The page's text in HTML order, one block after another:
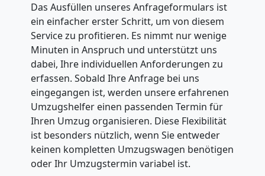
Das Ausfüllen unseres Anfrageformulars ist
ein einfacher erster Schritt, um von diesem
Service zu profitieren. Es nimmt nur wenige
Minuten in Anspruch und unterstützt uns
dabei, Ihre individuellen Anforderungen zu
erfassen. Sobald Ihre Anfrage bei uns
eingegangen ist, werden unsere erfahrenen
Umzugshelfer einen passenden Termin für
Ihren Umzug organisieren. Diese Flexibilität
ist besonders nützlich, wenn Sie entweder
keinen kompletten Umzugswagen benötigen
oder Ihr Umzugstermin variabel ist.